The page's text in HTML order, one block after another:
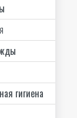
гигиена